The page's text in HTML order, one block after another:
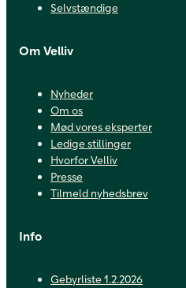
Selvstændige
Om Velliv
Nyheder
Om os
Mød vores eksperter
Ledige stillinger
Hvorfor Velliv
Presse
Tilmeld nyhedsbrev
Info
Gebyrliste 1.2.2026